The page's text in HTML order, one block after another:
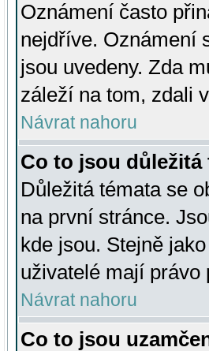
Oznámení často
nejdříve. Oznámení
jsou uvedeny. Zda
záleží na tom, zdali
Návrat nahoru
Co to jsou důležitá
Důležitá témata se
na první stránce.
kde jsou. Stejně
uživatelé mají právo
Návrat nahoru
Co to jsou